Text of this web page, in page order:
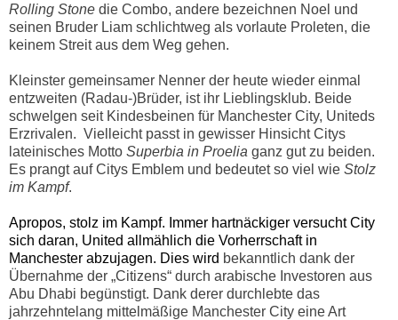
Rolling Stone die Combo, andere bezeichnen Noel und
seinen Bruder Liam schlichtweg als vorlaute Proleten, die
keinem Streit aus dem Weg gehen.
Kleinster gemeinsamer Nenner der heute wieder einmal
entzweiten (Radau-)Brüder, ist ihr Lieblingsklub. Beide
schwelgen seit Kindesbeinen für Manchester City, Uniteds
Erzrivalen. Vielleicht passt in gewisser Hinsicht Citys
lateinisches Motto Superbia in Proelia ganz gut zu beiden.
Es prangt auf Citys Emblem und bedeutet so viel wie Stolz
im Kampf.
Apropos, stolz im Kampf. Immer hartnäckiger versucht City
sich daran, United allmählich die Vorherrschaft in
Manchester abzujagen. Dies wird bekanntlich dank der
Übernahme der „Citizens“ durch arabische Investoren aus
Abu Dhabi begünstigt. Dank derer durchlebte das
jahrzehntelang mittelmäßige Manchester City eine Art